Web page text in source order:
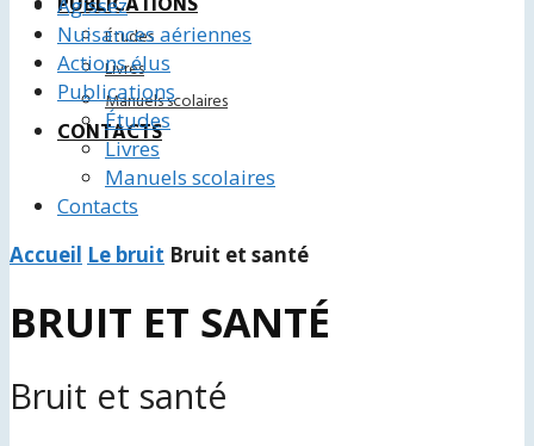
Études
Livres
Manuels scolaires
CONTACTS
Nuisances aériennes
Actions élus
Publications
Études
Livres
Manuels scolaires
Contacts
Accueil Le bruit Bruit et santé
BRUIT ET SANTÉ
Bruit et santé